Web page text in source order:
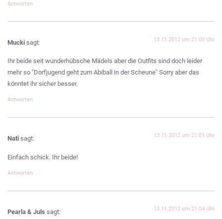
Antworten
Mucki sagt: 13.11.2012 um 21:00 Uhr
Ihr beide seit wunderhübsche Mädels aber die Outfits sind doch leider
mehr so "Dorfjugend geht zum Abiball in der Scheune" Sorry aber das
könntet ihr sicher besser.
Antworten
Nati sagt: 13.11.2012 um 21:01 Uhr
Einfach schick. Ihr beide!
Antworten
Pearla & Juls sagt: 13.11.2012 um 21:04 Uhr